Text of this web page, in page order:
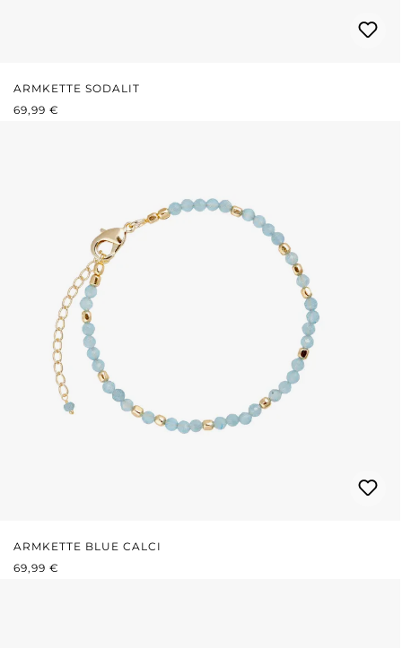
ARMKETTE SODALIT
REGULÄRER PREIS:
69,99 €
ARMKETTE BLUE CALCI
REGULÄRER PREIS:
69,99 €